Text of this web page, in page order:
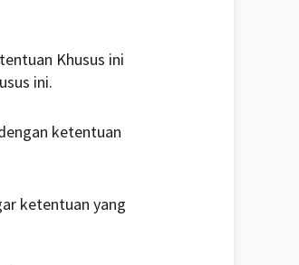
Khusus ini
ini.
ketentuan
ketentuan yang